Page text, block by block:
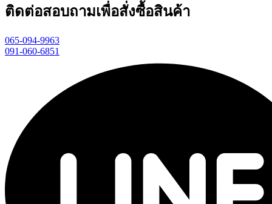
ติดต่อสอบถามเพื่อสั่งซื้อสินค้า
065-094-9963
091-060-6851